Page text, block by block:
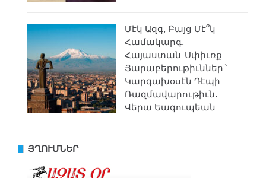
Մէկ Ազգ, Բայց Մէ՞կ
Համակարգ.
Հայաստան-Սփիւռք
Յարաբերութիւններ`
Կարգախօսէն Դէպի
Ռազմավարութիւն․
Վերա Եագուպեան
ՅՂՈՒՄՆԵՐ